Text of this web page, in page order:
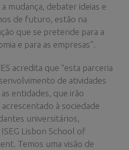
mudança, debater ideias e
de futuro, estão na
que se pretende para a
e para as empresas”.
acredita que “esta parceria
de atividades
entidades, que irão
à sociedade
universitários,
Lisbon School of
Temos uma visão de